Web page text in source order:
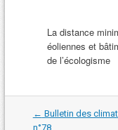
La distance
éoliennes et
de l’écologisme
Navigation
dans
← Bulletin des
n°78